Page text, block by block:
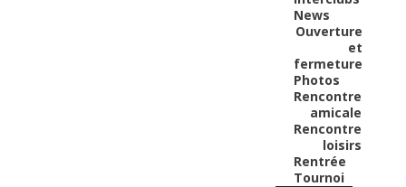
News
Ouverture
et
fermeture
Photos
Rencontre
amicale
Rencontre
loisirs
Rentrée
Tournoi